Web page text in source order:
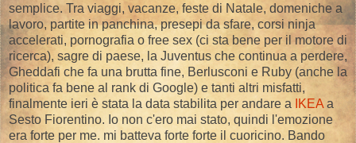
semplice. Tra viaggi, vacanze, feste di Natale, domeniche a
lavoro, partite in panchina, presepi da sfare, corsi ninja
accelerati, pornografia o free sex (ci sta bene per il motore di
ricerca), sagre di paese, la Juventus che continua a perdere,
Gheddafi che fa una brutta fine, Berlusconi e Ruby (anche la
politica fa bene al rank di Google) e tanti altri misfatti,
finalmente ieri è stata la data stabilita per andare a
IKEA a
Sesto Fiorentino. Io non c'ero mai stato, quindi l'emozione
era forte per me. mi batteva forte forte il cuoricino. Bando